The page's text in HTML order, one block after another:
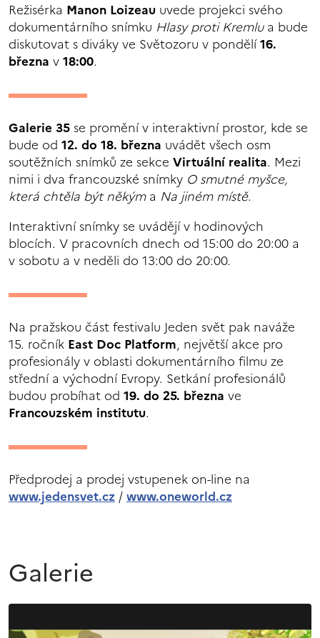
Režisérka Manon Loizeau uvede projekci svého
dokumentárního snímku Hlasy proti Kremlua bude
diskutovat s diváky ve Světozoru v pondělí16.
března v18:00.
Galerie 35se promění v interaktivní prostor, kde se
bude od 12. do 18. března uvádět všech osm
soutěžních snímků ze sekce Virtuální realita. Mezi
nimi i dva francouzské snímky O smutné myšce,
která chtěla být někýma Na jiném místě.
Interaktivní snímky se uvádějí v hodinových
blocích. V pracovních dnech od 15:00 do 20:00 a
v sobotu a v neděli do 13:00 do 20:00.
Na pražskou část festivalu Jeden svět pak naváže
15. ročník East Doc Platform, největší akce pro
profesionály v oblasti dokumentárního filmu ze
střední a východní Evropy. Setkání profesionálů
budou probíhat od 19. do 25. března ve
Francouzském institutu.
Předprodej a prodej vstupenek on-line na
www.jedensvet.cz/www.oneworld.cz
Galerie